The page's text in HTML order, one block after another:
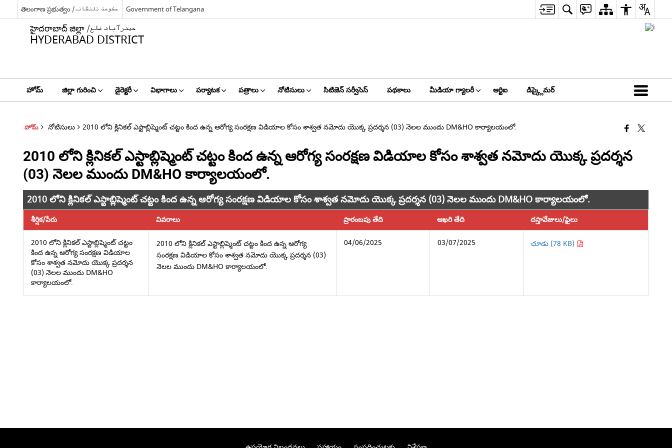
తెలంగాణ ప్రభుత్వం /حکومت تلنگانہ Government of Telangana
హైదరాబాద్ జిల్లా /حیدرآباد ضلع
HYDERABAD DISTRICT
హోమ్ జిల్లా గురించి డైరెక్టరీ విభాగాలు పర్యాటక పత్రాలు నోటిసులు సిటిజెన్ సర్వీసెస్ పథకాలు మీడియా గ్యాలరీ ఆర్టిఐ డిస్క్లైమర్
హోమ్ నోటిసులు 2010 లోని క్లినికల్ ఎస్టాబ్లిష్మెంట్ చట్టం కింద ఉన్న ఆరోగ్య సంరక్షణ విడియాల కోసం శాశ్వత నమోదు యొక్క ప్రదర్శన (03) నెలల ముందు DM&HO కార్యాలయంలో.
2010 లోని క్లినికల్ ఎస్టాబ్లిష్మెంట్ చట్టం కింద ఉన్న ఆరోగ్య సంరక్షణ విడియాల కోసం శాశ్వత నమోదు యొక్క ప్రదర్శన
(03) నెలల ముందు DM&HO కార్యాలయంలో.
2010 లోని క్లినికల్ ఎస్టాబ్లిష్మెంట్ చట్టం కింద ఉన్న ఆరోగ్య సంరక్షణ విడియాల కోసం శాశ్వత నమోదు యొక్క ప్రదర్శన (03) నెలల ముందు DM&HO కార్యాలయంలో.
శీర్షిక/పేరు వివరాలు ప్రారంబపు తేది ఆఖరి తేది దస్తావేజులు/ఫైలు
2010 లోని క్లినికల్ ఎస్టాబ్లిష్మెంట్ చట్టం
కింద ఉన్న ఆరోగ్య సంరక్షణ విడియాల
కోసం శాశ్వత నమోదు యొక్క ప్రదర్శన
(03) నెలల ముందు DM&HO
కార్యాలయంలో.
2010 లోని క్లినికల్ ఎస్టాబ్లిష్మెంట్ చట్టం కింద ఉన్న ఆరోగ్య
సంరక్షణ విడియాల కోసం శాశ్వత నమోదు యొక్క ప్రదర్శన (03)
నెలల ముందు DM&HO కార్యాలయంలో.
04/06/2025 03/07/2025 చూడు (78 KB)